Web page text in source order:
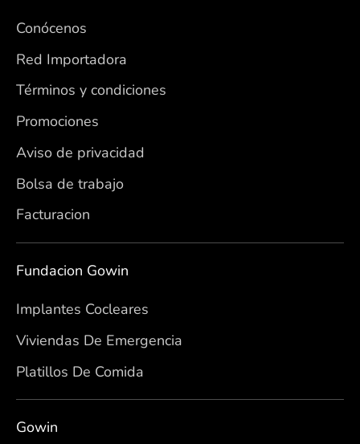
Conócenos
Red Importadora
Términos y condiciones
Promociones
Aviso de privacidad
Bolsa de trabajo
Facturacion
Fundacion Gowin
Implantes Cocleares
Viviendas De Emergencia
Platillos De Comida
Gowin